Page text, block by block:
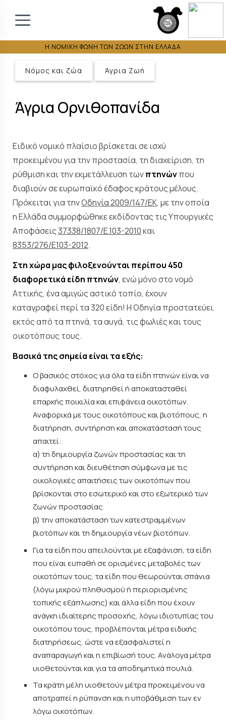
Η ΝΟΜΙΚΗ ΦΩΝΗ ΤΩΝ ΖΩΩΝ ΣΤΗΝ ΕΛΛΑΔΑ
Νόμος και ζώα Άγρια Ζωή
Άγρια Ορνιθοπανίδα
Ειδικό νομικό πλαίσιο βρίσκεται σε ισχύ
προκειμένου για την προστασία, τη διαχείριση, τη
ρύθμιση και την εκμετάλλευση τωνπτηνώνπου
διαβιούν σε ευρωπαϊκό έδαφος κράτους μέλους.
Πρόκειται για τηνΟδηγία 2009/147/ΕΚ, με την οποία
η Ελλάδα συμμορφώθηκε εκδίδοντας τις Υπουργικές
Αποφάσεις37338/1807/Ε.103-2010και
8353/276/Ε103-2012.
Στη χώρα μας φιλοξενούνται περίπου 450
διαφορετικά είδη πτηνών, ενώ μόνο στο νομό
Αττικής, ένα αμιγώς αστικό τοπίο, έχουν
καταγραφεί περί τα 320 είδη! Η Οδηγία προστατεύει
εκτός από τα πτηνά, τα αυγά, τις φωλιές και τους
οικοτόπους τους.
Βασικά της σημεία είναι τα εξής:
Ο βασικός στόχος για όλα τα είδη πτηνών είναι να
διαφυλαχθεί, διατηρηθεί ή αποκατασταθεί
επαρκής ποικιλία και επιφάνεια οικοτόπων.
Αναφορικά με τους οικοτόπους και βιοτόπους, η
διατήρηση, συντήρηση και αποκατάστασή τους
απαιτεί:
α) τη δημιουργία ζωνών προστασίας και τη
συντήρηση και διευθέτηση σύμφωνα με τις
οικολογικές απαιτήσεις των οικοτόπων που
βρίσκονται στο εσωτερικό και στο εξωτερικό των
ζωνών προστασίας
β) την αποκατάσταση των κατεστραμμένων
βιοτόπων και τη δημιουργία νέων βιοτόπων.
Για τα είδη που απειλούνται με εξαφάνιση, τα είδη
που είναι ευπαθή σε ορισμένες μεταβολές των
οικοτόπων τους, τα είδη που θεωρούνται σπάνια
(λόγω μικρού πληθυσμού ή περιορισμένης
τοπικής εξάπλωσης) και άλλα είδη που έχουν
ανάγκη ιδιαίτερης προσοχής, λόγω ιδιοτυπίας του
οικοτόπου τους, προβλέπονται μέτρα ειδικής
διατηρήσεως, ώστε να εξασφαλιστεί η
αναπαραγωγή και η επιβίωσή τους. Ανάλογα μέτρα
υιοθετούνται και για τα αποδημητικά πουλιά.
Τα κράτη μέλη υιοθετούν μέτρα προκειμένου να
αποτραπεί η ρύπανση και η υποβάθμιση των εν
λόγω οικοτόπων.